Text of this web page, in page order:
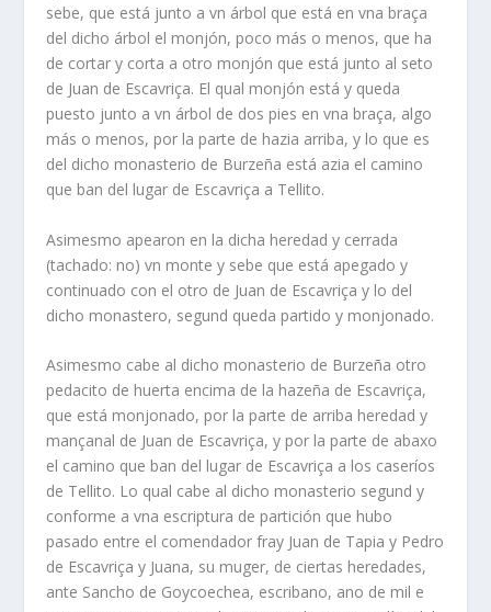
sebe, que está junto a vn árbol que está en vna braça
del dicho árbol el monjón, poco más o menos, que ha
de cortar y corta a otro monjón que está junto al seto
de Juan de Escavriça. El qual monjón está y queda
puesto junto a vn árbol de dos pies en vna braça, algo
más o menos, por la parte de hazia arriba, y lo que es
del dicho monasterio de Burzeña está azia el camino
que ban del lugar de Escavriça a Tellito.
Asimesmo apearon en la dicha heredad y cerrada
(tachado: no) vn monte y sebe que está apegado y
continuado con el otro de Juan de Escavriça y lo del
dicho monastero, segund queda partido y monjonado.
Asimesmo cabe al dicho monasterio de Burzeña otro
pedacito de huerta encima de la hazeña de Escavriça,
que está monjonado, por la parte de arriba heredad y
mançanal de Juan de Escavriça, y por la parte de abaxo
el camino que ban del lugar de Escavriça a los caseríos
de Tellito. Lo qual cabe al dicho monasterio segund y
conforme a vna escriptura de partición que hubo
pasado entre el comendador fray Juan de Tapia y Pedro
de Escavriça y Juana, su muger, de ciertas heredades,
ante Sancho de Goycoechea, escribano, ano de mil e